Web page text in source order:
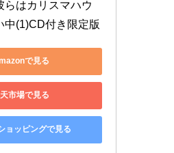
らはカリスマハウ
中(1)CD付き限定版
で見る
市場で見る
ョッピングで見る